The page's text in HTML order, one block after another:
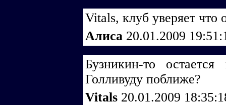
Vitals, клуб уверяет что
Алиса 20.01.2009
Бузникин-то
Голливуду поближе?
Vitals 20.01.2009